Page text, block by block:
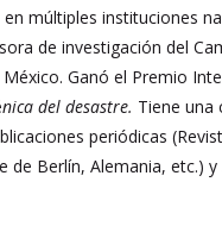
múltiples instituciones
de investigación del
Ganó el Premio
nica del desastre. Tiene una
periódicas
de Berlín, Alemania, etc.)